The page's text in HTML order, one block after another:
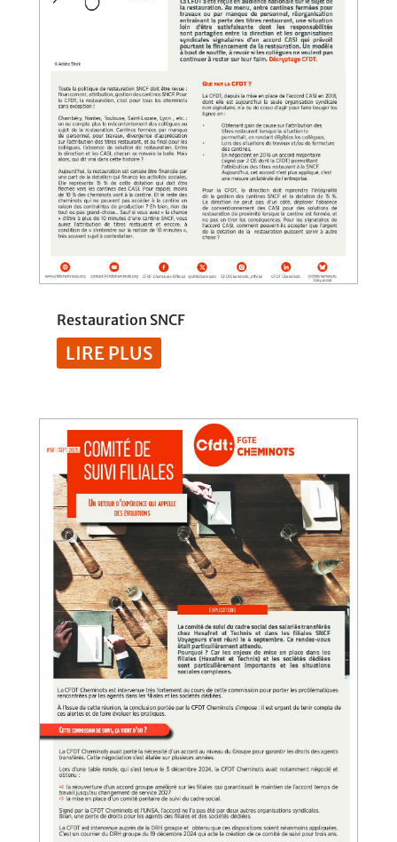
Restauration SNCF
LIRE PLUS